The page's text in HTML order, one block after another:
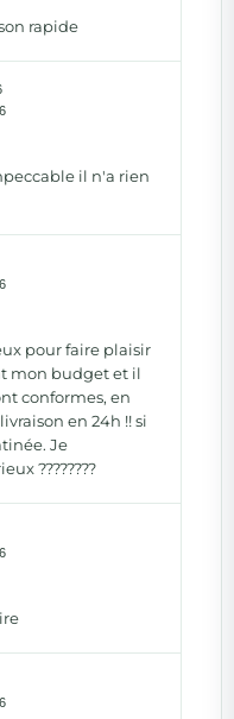
rapide
il n'a rien
pour faire plaisir
mon budget et il
conformes, en
en 24h !! si
Je
????????